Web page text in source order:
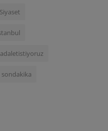
Siyaset
adaletistiyoruz
sondakika